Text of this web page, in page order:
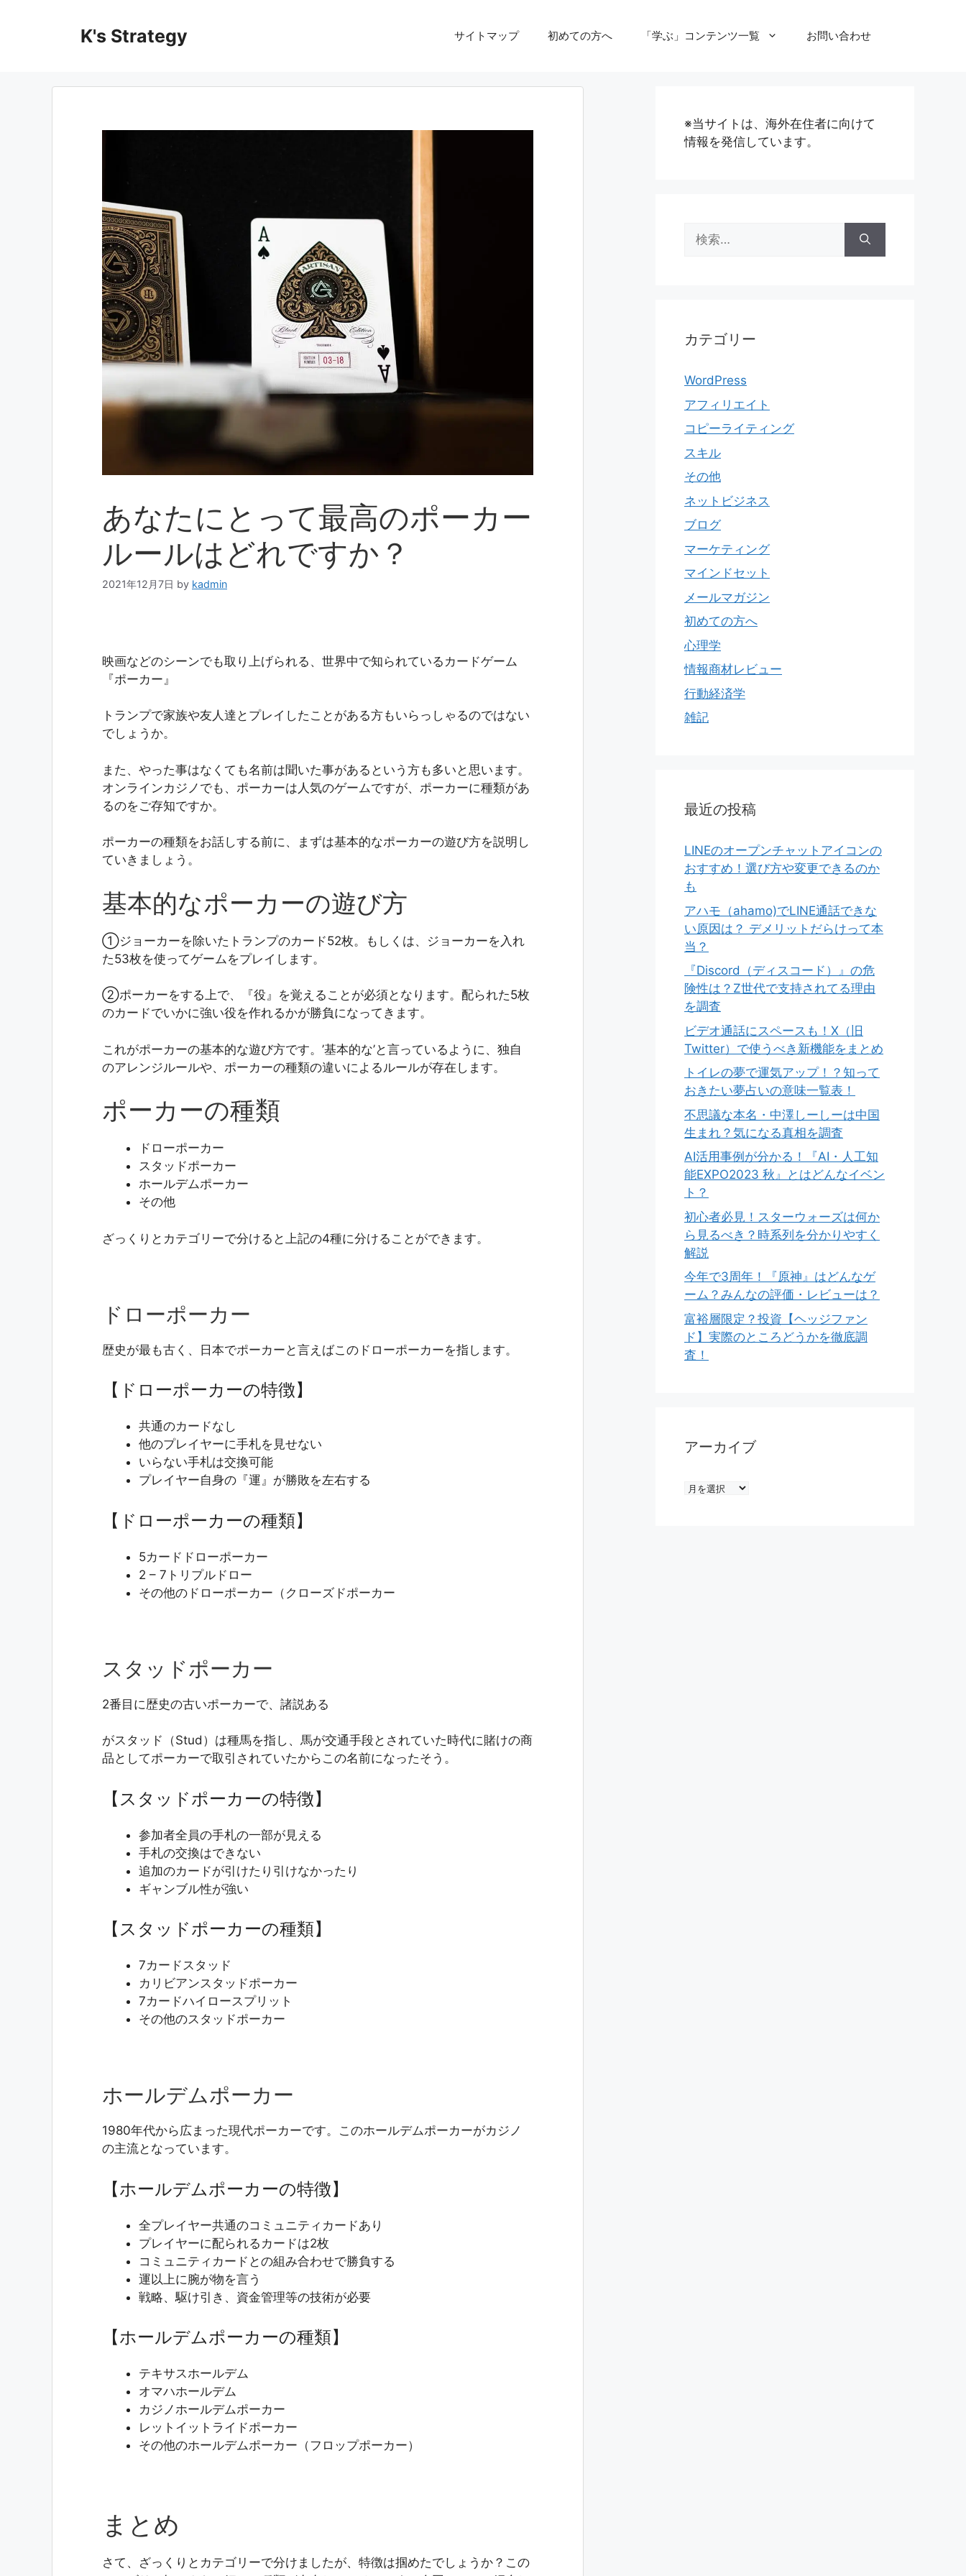
K's Strategy サイトマップ 初めての方へ 「学ぶ」コンテンツ一覧 お問い合わせ
あなたにとって最高のポーカー
ルールはどれですか？
2021年12月7日 by kadmin
映画などのシーンでも取り上げられる、世界中で知られているカードゲーム
『ポーカー』
トランプで家族や友人達とプレイしたことがある方もいらっしゃるのではない
でしょうか。
また、やった事はなくても名前は聞いた事があるという方も多いと思います。
オンラインカジノでも、ポーカーは人気のゲームですが、ポーカーに種類があ
るのをご存知ですか。
ポーカーの種類をお話しする前に、まずは基本的なポーカーの遊び方を説明し
ていきましょう。
基本的なポーカーの遊び方
①ジョーカーを除いたトランプのカード52枚。もしくは、ジョーカーを入れ
た53枚を使ってゲームをプレイします。
②ポーカーをする上で、『役』を覚えることが必須となります。配られた5枚
のカードでいかに強い役を作れるかが勝負になってきます。
これがポーカーの基本的な遊び方です。’基本的な’と言っているように、独自
のアレンジルールや、ポーカーの種類の違いによるルールが存在します。
ポーカーの種類
ドローポーカー
スタッドポーカー
ホールデムポーカー
その他
ざっくりとカテゴリーで分けると上記の4種に分けることができます。
ドローポーカー
歴史が最も古く、日本でポーカーと言えばこのドローポーカーを指します。
【ドローポーカーの特徴】
共通のカードなし
他のプレイヤーに手札を見せない
いらない手札は交換可能
プレイヤー自身の『運』が勝敗を左右する
【ドローポーカーの種類】
5カードドローポーカー
2 – 7トリプルドロー
その他のドローポーカー（クローズドポーカー
スタッドポーカー
2番目に歴史の古いポーカーで、諸説ある
がスタッド（Stud）は種馬を指し、馬が交通手段とされていた時代に賭けの商
品としてポーカーで取引されていたからこの名前になったそう。
【スタッドポーカーの特徴】
参加者全員の手札の一部が見える
手札の交換はできない
追加のカードが引けたり引けなかったり
ギャンブル性が強い
【スタッドポーカーの種類】
7カードスタッド
カリビアンスタッドポーカー
7カードハイロースプリット
その他のスタッドポーカー
ホールデムポーカー
1980年代から広まった現代ポーカーです。このホールデムポーカーがカジノ
の主流となっています。
【ホールデムポーカーの特徴】
全プレイヤー共通のコミュニティカードあり
プレイヤーに配られるカードは2枚
コミュニティカードとの組み合わせで勝負する
運以上に腕が物を言う
戦略、駆け引き、資金管理等の技術が必要
【ホールデムポーカーの種類】
テキサスホールデム
オマハホールデム
カジノホールデムポーカー
レットイットライドポーカー
その他のホールデムポーカー（フロップポーカー）
まとめ
さて、ざっくりとカテゴリーで分けましたが、特徴は掴めたでしょうか？この
※当サイトは、海外在住者に向けて
情報を発信しています。
索:
カテゴリー
WordPress
アフィリエイト
コピーライティング
スキル
その他
ネットビジネス
ブログ
マーケティング
マインドセット
メールマガジン
初めての方へ
心理学
情報商材レビュー
行動経済学
雑記
最近の投稿
LINEのオープンチャットアイコンの
おすすめ！選び方や変更できるのか
も
アハモ（ahamo)でLINE通話できな
い原因は？ デメリットだらけって本
当？
『Discord（ディスコード）』の危
険性は？Z世代で支持されてる理由
を調査
ビデオ通話にスペースも！X（旧
Twitter）で使うべき新機能をまとめ
トイレの夢で運気アップ！？知って
おきたい夢占いの意味一覧表！
不思議な本名・中澤しーしーは中国
生まれ？気になる真相を調査
AI活用事例が分かる！『AI・人工知
能EXPO2023 秋』とはどんなイベン
ト？
初心者必見！スターウォーズは何か
ら見るべき？時系列を分かりやすく
解説
今年で3周年！『原神』はどんなゲ
ーム？みんなの評価・レビューは？
富裕層限定？投資【ヘッジファン
ド】実際のところどうかを徹底調
査！
アーカイブ
ア